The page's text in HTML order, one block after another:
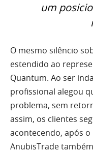
um
O mesmo silêncio
estendido ao
Quantum. Ao ser
profissional alegou
problema, sem
assim, os clientes
acontecendo, após
AnubisTrade